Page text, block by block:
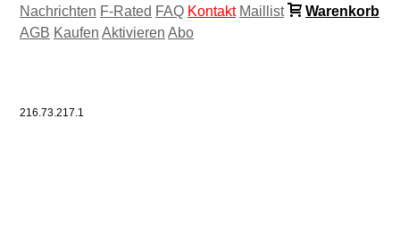
Nachrichten F-Rated FAQ Kontakt Maillist
Warenkorb
AGB Kaufen Aktivieren Abo
216.73.217.1